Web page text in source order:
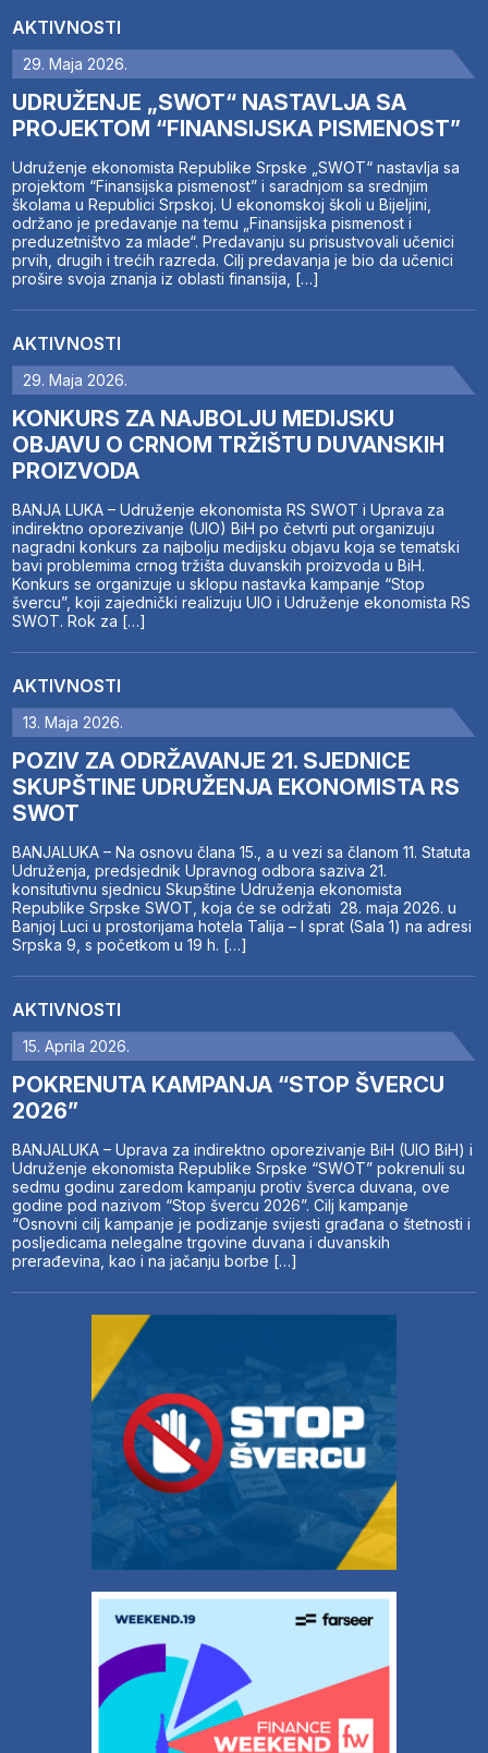
AKTIVNOSTI
29. Maja 2026.
UDRUŽENJE „SWOT“ NASTAVLJA SA
PROJEKTOM “FINANSIJSKA PISMENOST”
Udruženje ekonomista Republike Srpske „SWOT“ nastavlja sa
projektom “Finansijska pismenost” i saradnjom sa srednjim
školama u Republici Srpskoj. U ekonomskoj školi u Bijeljini,
održano je predavanje na temu „Finansijska pismenost i
preduzetništvo za mlade“. Predavanju su prisustvovali učenici
prvih, drugih i trećih razreda. Cilj predavanja je bio da učenici
prošire svoja znanja iz oblasti finansija, […]
AKTIVNOSTI
29. Maja 2026.
KONKURS ZA NAJBOLJU MEDIJSKU
OBJAVU O CRNOM TRŽIŠTU DUVANSKIH
PROIZVODA
BANJA LUKA – Udruženje ekonomista RS SWOT i Uprava za
indirektno oporezivanje (UIO) BiH po četvrti put organizuju
nagradni konkurs za najbolju medijsku objavu koja se tematski
bavi problemima crnog tržišta duvanskih proizvoda u BiH.
Konkurs se organizuje u sklopu nastavka kampanje “Stop
švercu”, koji zajednički realizuju UIO i Udruženje ekonomista RS
SWOT. Rok za […]
AKTIVNOSTI
13. Maja 2026.
POZIV ZA ODRŽAVANJE 21. SJEDNICE
SKUPŠTINE UDRUŽENJA EKONOMISTA RS
SWOT
BANJALUKA – Na osnovu člana 15., a u vezi sa članom 11. Statuta
Udruženja, predsjednik Upravnog odbora saziva 21.
konsitutivnu sjednicu Skupštine Udruženja ekonomista
Republike Srpske SWOT, koja će se održati 28. maja 2026. u
Banjoj Luci u prostorijama hotela Talija – I sprat (Sala 1) na adresi
Srpska 9, s početkom u 19 h. […]
AKTIVNOSTI
15. Aprila 2026.
POKRENUTA KAMPANJA “STOP ŠVERCU
2026”
BANJALUKA – Uprava za indirektno oporezivanje BiH (UIO BiH) i
Udruženje ekonomista Republike Srpske “SWOT” pokrenuli su
sedmu godinu zaredom kampanju protiv šverca duvana, ove
godine pod nazivom “Stop švercu 2026”. Cilj kampanje
“Osnovni cilj kampanje je podizanje svijesti građana o štetnosti i
posljedicama nelegalne trgovine duvana i duvanskih
prerađevina, kao i na jačanju borbe […]